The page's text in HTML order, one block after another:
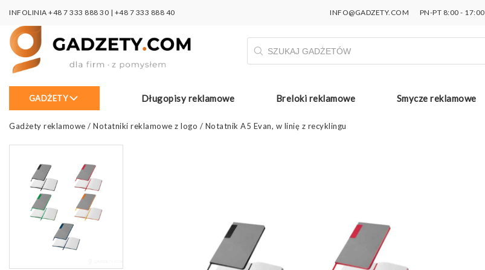
INFOLINIA +48 7 333 888 30 | +48 7 333 888 40 INFO@GADZETY.COM PN-PT 8:00 - 17:00
Wyszukiwarka
produktów
GADŻETY Długopisy reklamowe Breloki reklamowe Smycze reklamowe
Gadżety reklamowe / Notatniki reklamowe z logo / Notatnik A5 Evan, w linię z recyklingu